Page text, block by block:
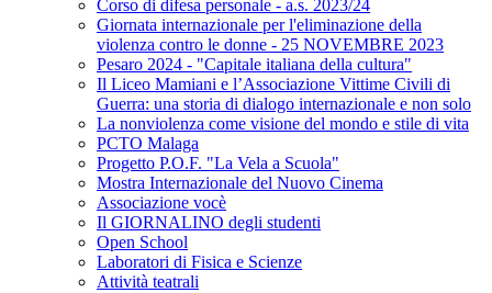
Corso di difesa personale - a.s. 2023/24
Giornata internazionale per l'eliminazione della
violenza contro le donne - 25 NOVEMBRE 2023
Pesaro 2024 - "Capitale italiana della cultura"
Il Liceo Mamiani e l’Associazione Vittime Civili di
Guerra: una storia di dialogo internazionale e non solo
La nonviolenza come visione del mondo e stile di vita
PCTO Malaga
Progetto P.O.F. "La Vela a Scuola"
Mostra Internazionale del Nuovo Cinema
Associazione vocè
Il GIORNALINO degli studenti
Open School
Laboratori di Fisica e Scienze
Attività teatrali